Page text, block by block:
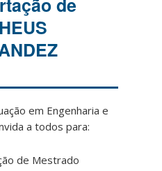
em Engenharia e
a todos para:
de Mestrado